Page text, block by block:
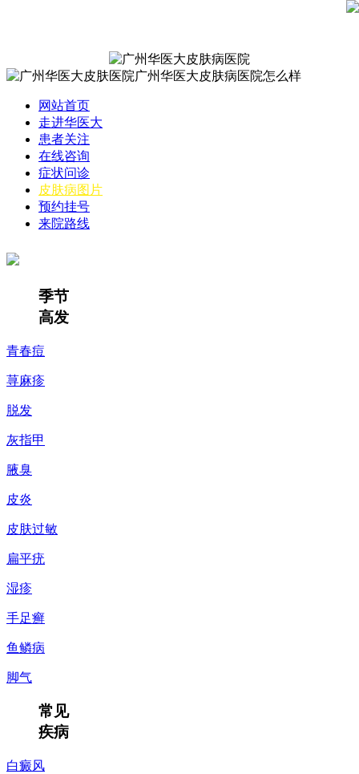
网站首页
走进华医大
患者关注
在线咨询
症状问诊
皮肤病图片
预约挂号
来院路线
季节
高发
青春痘
荨麻疹
脱发
灰指甲
腋臭
皮炎
皮肤过敏
扁平疣
湿疹
手足癣
鱼鳞病
脚气
常见
疾病
白癜风